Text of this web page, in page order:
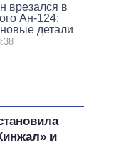
врезался в
Ан-124:
детали
и